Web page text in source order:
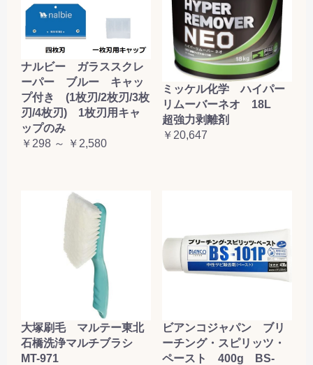
ナルビー ガラススクレ
ーパー ブルー キャッ
プ付き (1枚刃/2枚刃/3枚
刃/4枚刃) 1枚刃用キャ
ップのみ
￥298 ～ ￥2,580
ミッケル化学 ハイパー
リムーバーネオ 18L
超強力剥離剤
￥20,647
大塚刷毛 マルテー東北
石橋洗浄マルチブラシ
MT-971
ビアンコジャパン ブリ
ーチング・スピリッツ・
ペースト 400g BS-